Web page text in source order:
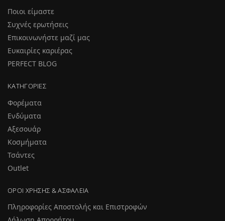
Ποιοι είμαστε
Συχνές ερωτήσεις
Επικοινωνήστε μαζί μας
Ευκαιρίες καριέρας
PERFECT BLOG
ΚΑΤΗΓΟΡΊΕΣ
Φορέματα
Ενδύματα
Αξεσουάρ
Κοσμήματα
Τσάντες
Outlet
ΌΡΟΙ ΧΡΉΣΗΣ & ΑΣΦΆΛΕΙΑ
Πληροφορίες Αποστολής και Επιστροφών